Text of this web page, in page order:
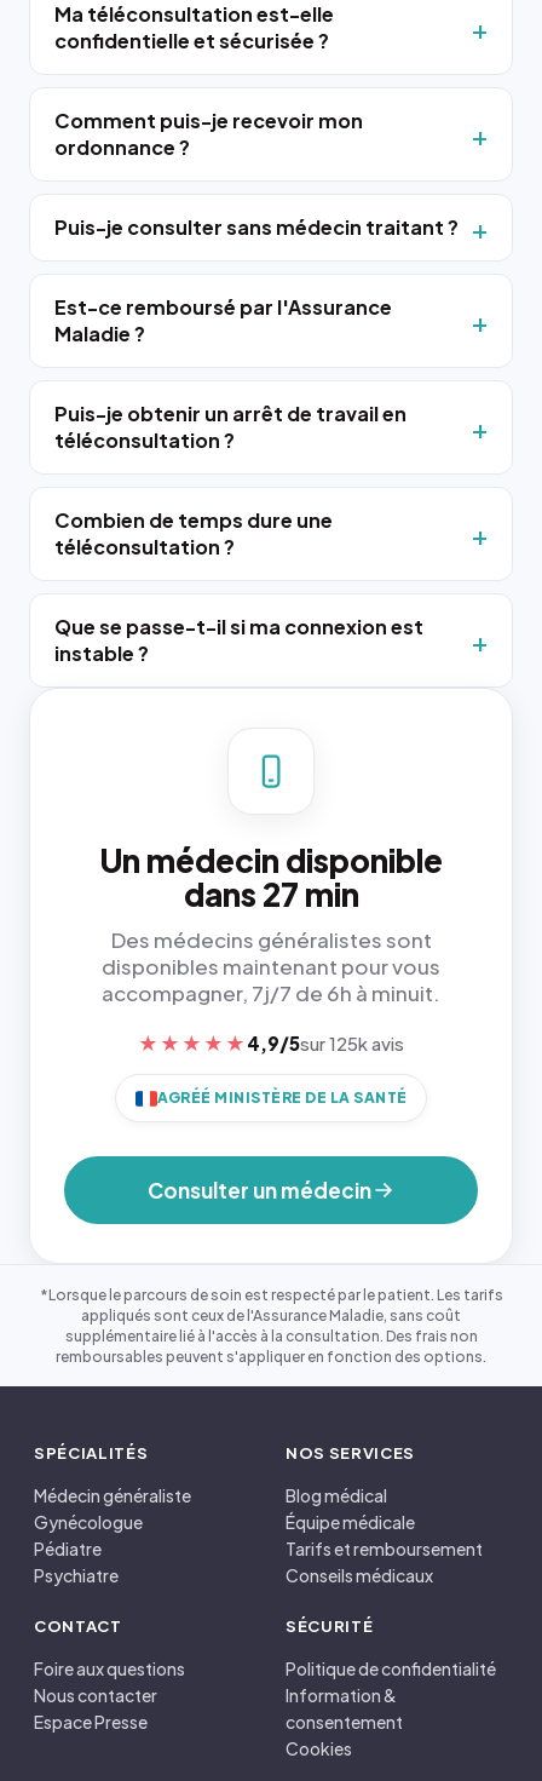
Ma téléconsultation est-elle
confidentielle et sécurisée ?
Comment puis-je recevoir mon
ordonnance ?
Puis-je consulter sans médecin traitant ?
Est-ce remboursé par l'Assurance
Maladie ?
Puis-je obtenir un arrêt de travail en
téléconsultation ?
Combien de temps dure une
téléconsultation ?
Que se passe-t-il si ma connexion est
instable ?
Un médecin disponible
dans 27 min
Des médecins généralistes sont
disponibles maintenant pour vous
accompagner, 7j/7 de 6h à minuit.
★★★★★ 4,9/5sur 125k avis
AGRÉÉ MINISTÈRE DE LA SANTÉ
Consulter un médecin
*Lorsque le parcours de soin est respecté par le patient. Les tarifs
appliqués sont ceux de l'Assurance Maladie, sans coût
supplémentaire lié à l'accès à la consultation. Des frais non
remboursables peuvent s'appliquer en fonction des options.
SPÉCIALITÉS
Médecin généraliste
Gynécologue
Pédiatre
Psychiatre
NOS SERVICES
Blog médical
Équipe médicale
Tarifs et remboursement
Conseils médicaux
CONTACT
Foire aux questions
Nous contacter
Espace Presse
SÉCURITÉ
Politique de confidentialité
Information &
consentement
Cookies